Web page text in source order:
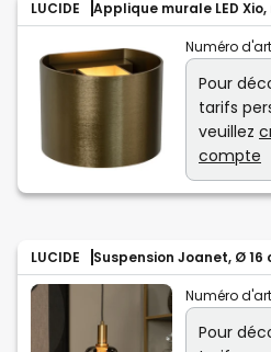
LUCIDE Applique murale LED
Numéro
Pour
tarifs
veuillez
compte
LUCIDE Suspension Joanet, Ø 16
Numéro
Pour